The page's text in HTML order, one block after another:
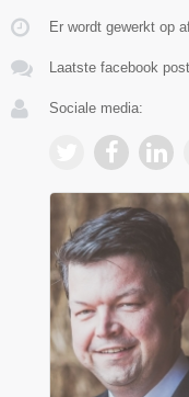
Er wordt gewerkt op
Laatste facebook
Sociale media: